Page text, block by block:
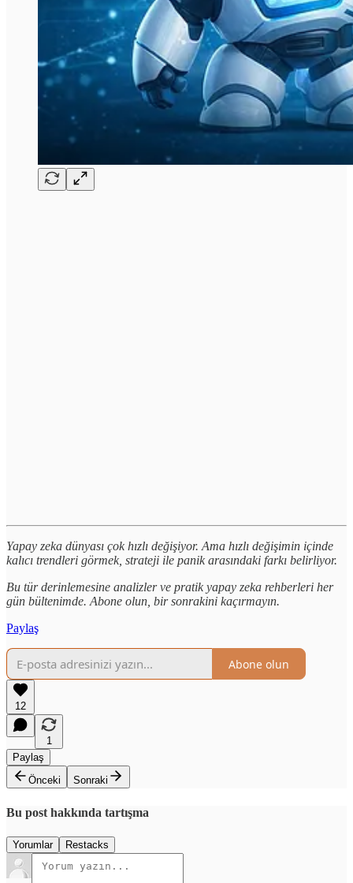
Yapay zeka dünyası çok hızlı değişiyor. Ama hızlı değişimin içinde
kalıcı trendleri görmek, strateji ile panik arasındaki farkı belirliyor.
Bu tür derinlemesine analizler ve pratik yapay zeka rehberleri her
gün bültenimde. Abone olun, bir sonrakini kaçırmayın.
Paylaş
Abone olun
12
1
Paylaş
Önceki
Sonraki
Bu post hakkında tartışma
Yorumlar Restacks